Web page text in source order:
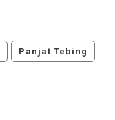
Panjat Tebing